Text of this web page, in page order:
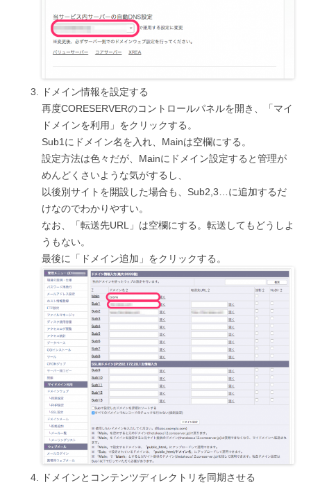
ドメイン情報を設定する
再度CORESERVERのコントロールパネルを開き、「マイ
ドメインを利用」をクリックする。
Sub1にドメイン名を入れ、Mainは空欄にする。
設定方法は色々だが、Mainにドメイン設定すると管理が
めんどくさいような気がするし、
以後別サイトを開設した場合も、Sub2,3…に追加するだ
けなのでわかりやすい。
なお、「転送先URL」は空欄にする。転送してもどうしよ
うもない。
最後に「ドメイン追加」をクリックする。
ドメインとコンテンツディレクトリを同期させる